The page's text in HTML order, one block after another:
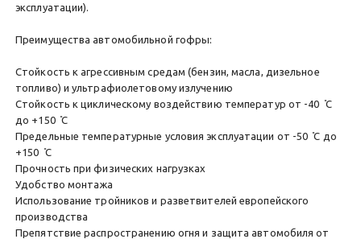
эксплуатации).
Преимущества автомобильной гофры:
Стойкость к агрессивным средам (бензин, масла, дизельное
топливо) и ультрафиолетовому излучению
Стойкость к циклическому воздействию температур от -40 ̊С
до +150 ̊С
Предельные температурные условия эксплуатации от -50 ̊С до
+150 ̊С
Прочность при физических нагрузках
Удобство монтажа
Использование тройников и разветвителей европейского
производства
Препятствие распространению огня и защита автомобиля от